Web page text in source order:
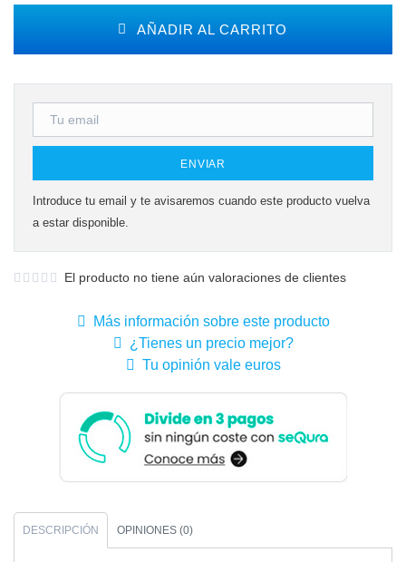
AÑADIR AL CARRITO
ENVIAR
Introduce tu email y te avisaremos cuando este producto vuelva
a estar disponible.
El producto no tiene aún valoraciones de clientes
Más información sobre este producto
¿Tienes un precio mejor?
Tu opinión vale euros
DESCRIPCIÓN OPINIONES (0)